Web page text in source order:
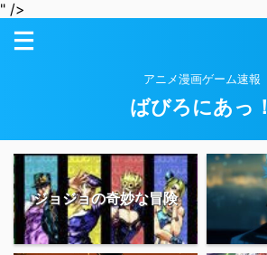
" />
アニメ漫画ゲーム速報
ばびろにあっ！
ジョジョの奇妙な冒険